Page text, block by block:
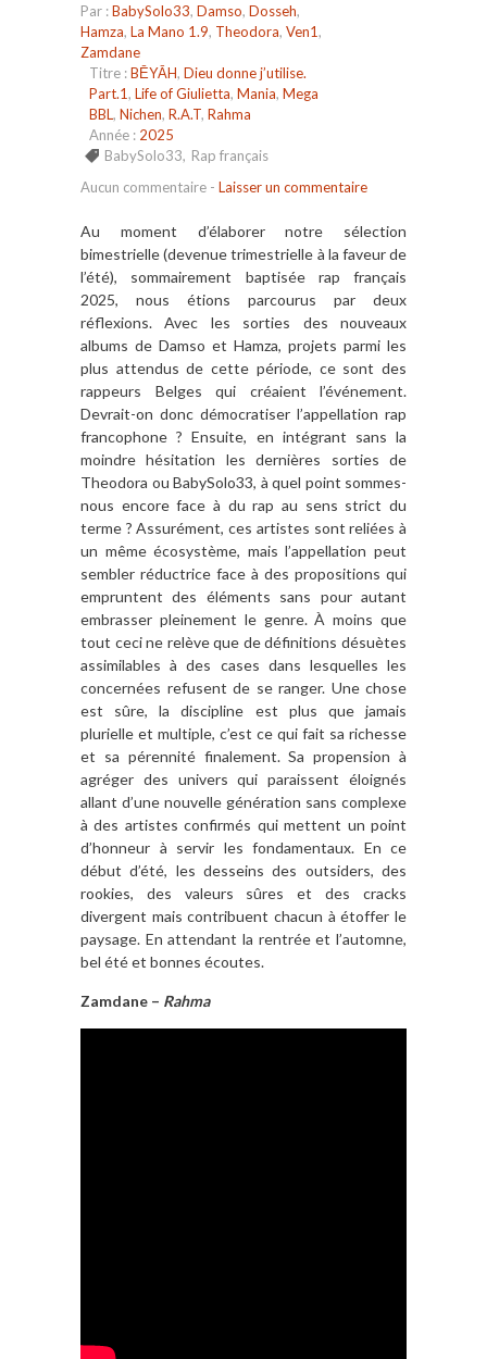
Par :BabySolo33, Damso, Dosseh,
Hamza, La Mano 1.9, Theodora, Ven1,
Zamdane
Titre :BĒYĀH, Dieu donne j’utilise.
Part.1, Life of Giulietta, Mania, Mega
BBL, Nichen, R.A.T, Rahma
Année : 2025
BabySolo33, Rap français
Aucun commentaire - Laisser un commentaire
Au moment d’élaborer notre sélection
bimestrielle (devenue trimestrielle à la faveur de
l’été), sommairement baptisée rap français
2025, nous étions parcourus par deux
réflexions. Avec les sorties des nouveaux
albums de Damso et Hamza, projets parmi les
plus attendus de cette période, ce sont des
rappeurs Belges qui créaient l’événement.
Devrait-on donc démocratiser l’appellation rap
francophone ? Ensuite, en intégrant sans la
moindre hésitation les dernières sorties de
Theodora ou BabySolo33, à quel point sommes-
nous encore face à du rap au sens strict du
terme ? Assurément, ces artistes sont reliées à
un même écosystème, mais l’appellation peut
sembler réductrice face à des propositions qui
empruntent des éléments sans pour autant
embrasser pleinement le genre. À moins que
tout ceci ne relève que de définitions désuètes
assimilables à des cases dans lesquelles les
concernées refusent de se ranger. Une chose
est sûre, la discipline est plus que jamais
plurielle et multiple, c’est ce qui fait sa richesse
et sa pérennité finalement. Sa propension à
agréger des univers qui paraissent éloignés
allant d’une nouvelle génération sans complexe
à des artistes confirmés qui mettent un point
d’honneur à servir les fondamentaux. En ce
début d’été, les desseins des outsiders, des
rookies, des valeurs sûres et des cracks
divergent mais contribuent chacun à étoffer le
paysage. En attendant la rentrée et l’automne,
bel été et bonnes écoutes.
Zamdane – Rahma